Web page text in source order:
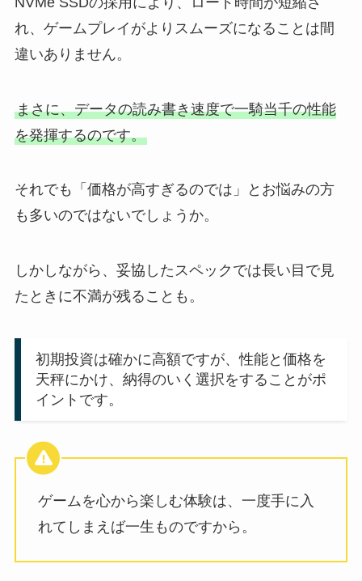
れ、ゲームプレイがよりスムーズになることは間
違いありません。
まさに、データの読み書き速度で一騎当千の性能
を発揮するのです。
それでも「価格が高すぎるのでは」とお悩みの方
も多いのではないでしょうか。
しかしながら、妥協したスペックでは長い目で見
たときに不満が残ることも。
初期投資は確かに高額ですが、性能と価格を
天秤にかけ、納得のいく選択をすることがポ
イントです。
ゲームを心から楽しむ体験は、一度手に入
れてしまえば一生ものですから。